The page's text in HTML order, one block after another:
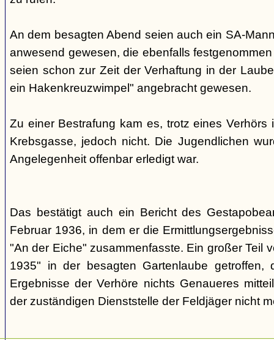
An dem besagten Abend seien auch ein SA-
anwesend gewesen, die ebenfalls
seien schon zur Zeit der Verhaftung in der
ein Hakenkreuzwimpel" angebracht gewesen.
Zu einer Bestrafung kam es, trotz eines Verhörs
Krebsgasse, jedoch nicht. Die Jugendlichen
Angelegenheit offenbar erledigt war.
Das bestätigt auch ein Bericht des
Februar 1936, in dem er die
"An der Eiche" zusammenfasste. Ein großer Teil
1935" in der besagten Gartenlaube
Ergebnisse der Verhöre nichts Genaueres
der zuständigen Dienststelle der Feldjäger nicht